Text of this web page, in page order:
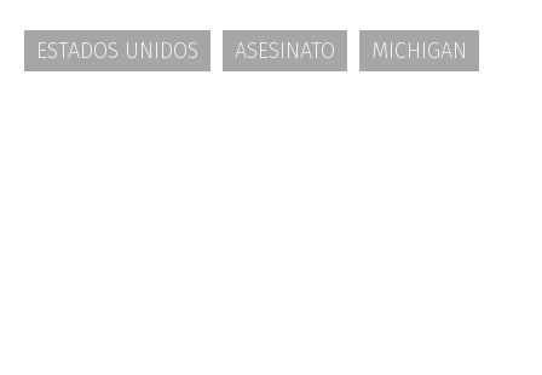
ESTADOS UNIDOS ASESINATO MICHIGAN